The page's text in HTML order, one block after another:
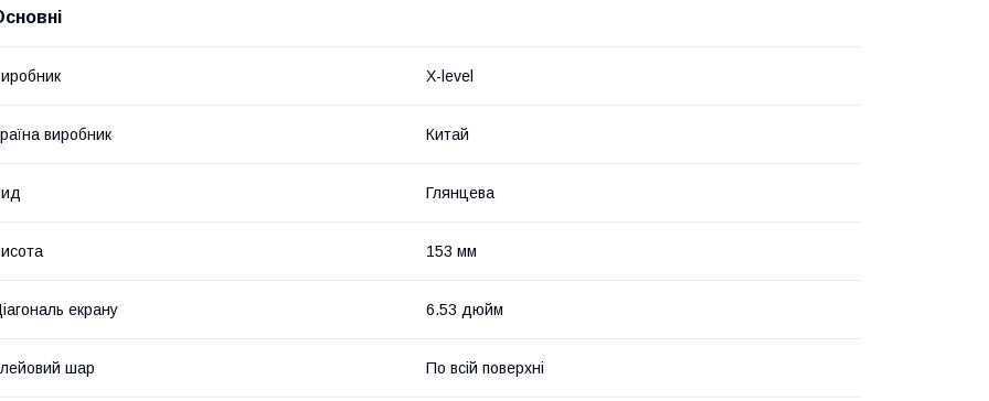
X-level
виробник Китай
Глянцева
153 мм
екрану 6.53 дюйм
шар По всій поверхні